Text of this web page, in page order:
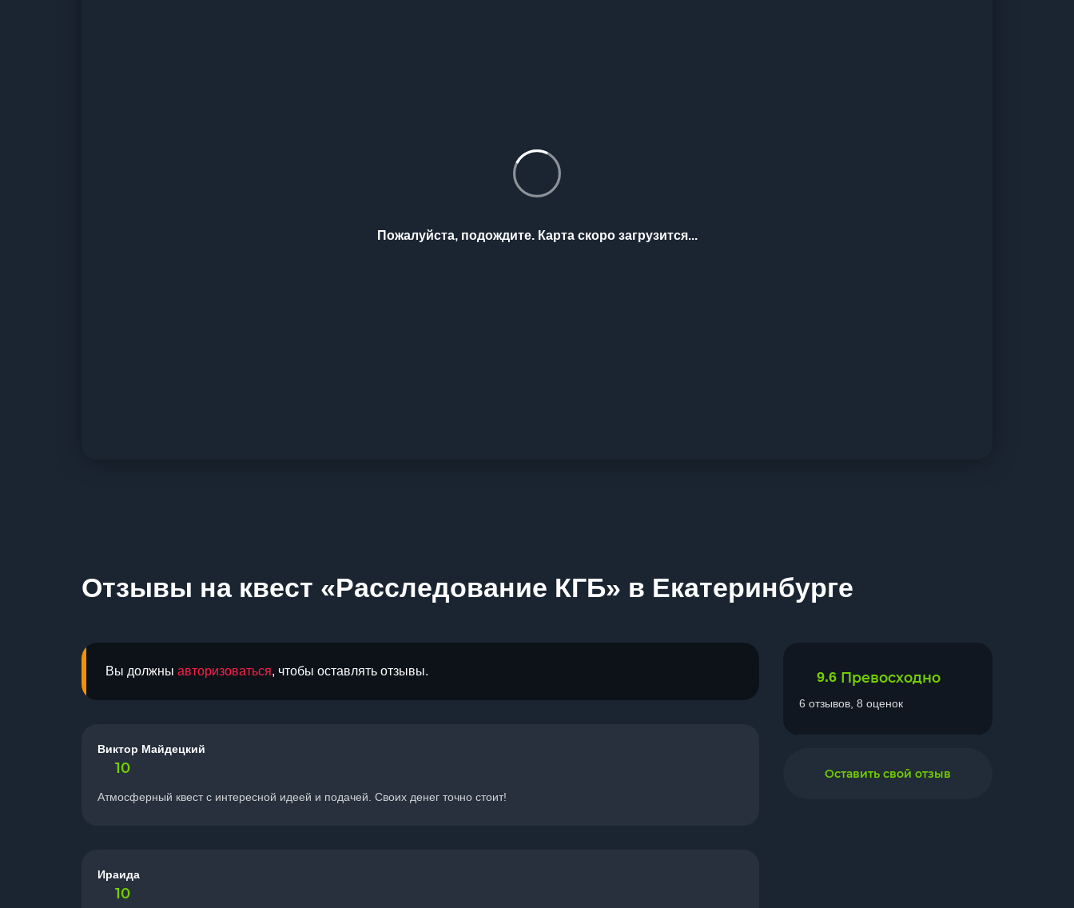
Пожалуйста, подождите. Карта скоро загрузится...
Отзывы на квест «Расследование КГБ» в Екатеринбурге
Вы должны авторизоваться, чтобы оставлять отзывы.
Виктор Майдецкий
10
Атмосферный квест с интересной идеей и подачей. Своих денег точно стоит!
Ираида
10
9.6 Превосходно
6 отзывов, 8 оценок
Оставить свой отзыв